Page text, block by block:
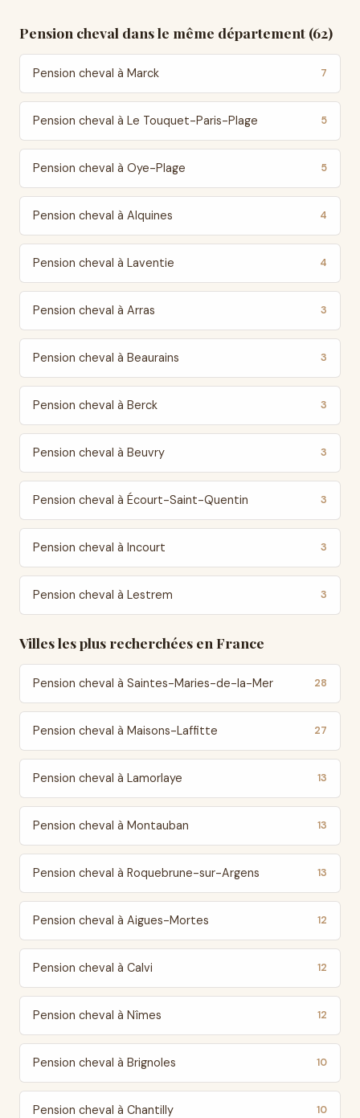
Pension cheval dans le même département (62)
Pension cheval à Marck 7
Pension cheval à Le Touquet-Paris-Plage 5
Pension cheval à Oye-Plage 5
Pension cheval à Alquines 4
Pension cheval à Laventie 4
Pension cheval à Arras 3
Pension cheval à Beaurains 3
Pension cheval à Berck 3
Pension cheval à Beuvry 3
Pension cheval à Écourt-Saint-Quentin 3
Pension cheval à Incourt 3
Pension cheval à Lestrem 3
Villes les plus recherchées en France
Pension cheval à Saintes-Maries-de-la-Mer 28
Pension cheval à Maisons-Laffitte 27
Pension cheval à Lamorlaye 13
Pension cheval à Montauban 13
Pension cheval à Roquebrune-sur-Argens 13
Pension cheval à Aigues-Mortes 12
Pension cheval à Calvi 12
Pension cheval à Nîmes 12
Pension cheval à Brignoles 10
Pension cheval à Chantilly 10